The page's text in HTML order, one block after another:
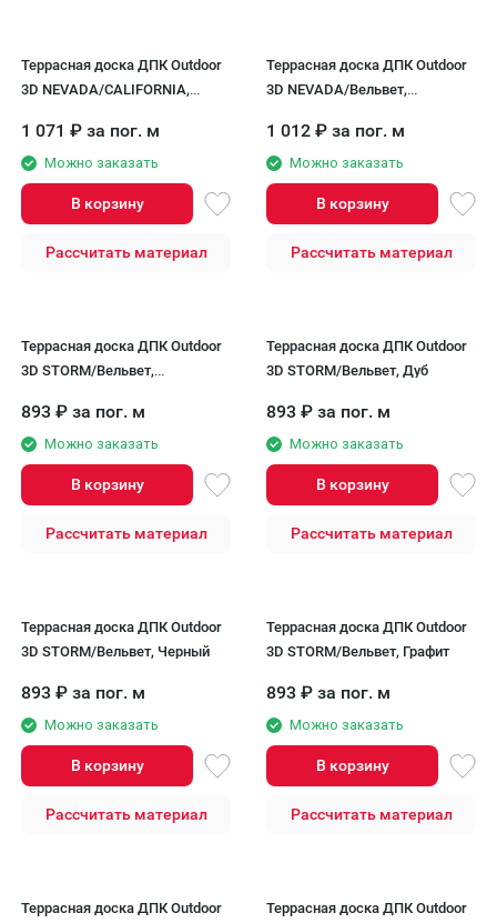
Террасная доска ДПК Outdoor
3D NEVADA/CALIFORNIA,
1 071 ₽ за пог. м
Можно заказать
В корзину
Рассчитать материал
Террасная доска ДПК Outdoor
3D NEVADA/Вельвет,
1 012 ₽ за пог. м
Можно заказать
В корзину
Рассчитать материал
Террасная доска ДПК Outdoor
3D STORM/Вельвет,
893 ₽ за пог. м
Можно заказать
В корзину
Рассчитать материал
Террасная доска ДПК Outdoor
3D STORM/Вельвет, Дуб
893 ₽ за пог. м
Можно заказать
В корзину
Рассчитать материал
Террасная доска ДПК Outdoor
3D STORM/Вельвет, Черный
893 ₽ за пог. м
Можно заказать
В корзину
Рассчитать материал
Террасная доска ДПК Outdoor
3D STORM/Вельвет, Графит
893 ₽ за пог. м
Можно заказать
В корзину
Рассчитать материал
Террасная доска ДПК Outdoor
Террасная доска ДПК Outdoor